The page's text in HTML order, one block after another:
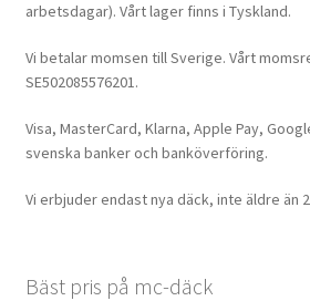
arbetsdagar). Vårt lager finns i Tyskland.
Vi betalar momsen till Sverige. Vårt
SE502085576201.
Visa, MasterCard, Klarna, Apple Pay,
svenska banker och banköverföring.
Vi erbjuder endast nya däck, inte äldre än
Bäst pris på mc-däck